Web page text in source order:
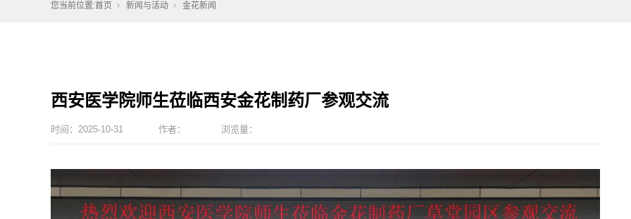
您当前位置:首页 新闻与活动 金花新闻
西安医学院师生莅临西安金花制药厂参观交流
时间： 2025-10-31 作者： 浏览量：